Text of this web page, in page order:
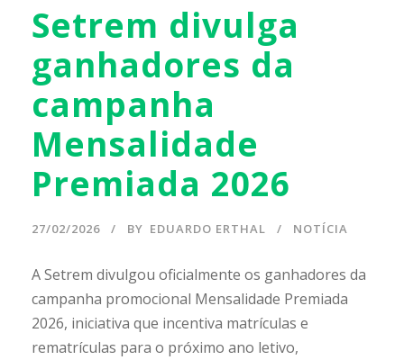
Setrem divulga
ganhadores da
campanha
Mensalidade
Premiada 2026
27/02/2026 BY EDUARDO ERTHAL NOTÍCIA
A Setrem divulgou oficialmente os ganhadores da
campanha promocional Mensalidade Premiada
2026, iniciativa que incentiva matrículas e
rematrículas para o próximo ano letivo,